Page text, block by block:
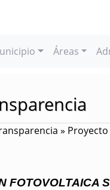
Áreas
» Proyecto
FOTOVOLTAICA